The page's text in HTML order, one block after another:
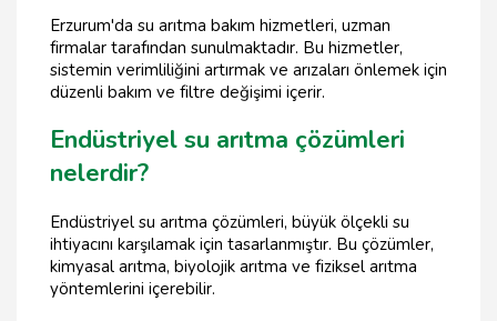
Erzurum'da su arıtma bakım hizmetleri, uzman
firmalar tarafından sunulmaktadır. Bu hizmetler,
sistemin verimliliğini artırmak ve arızaları önlemek için
düzenli bakım ve filtre değişimi içerir.
Endüstriyel su arıtma çözümleri
nelerdir?
Endüstriyel su arıtma çözümleri, büyük ölçekli su
ihtiyacını karşılamak için tasarlanmıştır. Bu çözümler,
kimyasal arıtma, biyolojik arıtma ve fiziksel arıtma
yöntemlerini içerebilir.